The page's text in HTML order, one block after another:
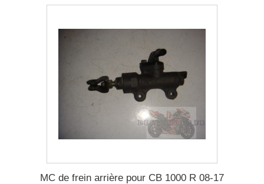
MC de frein arrière pour CB 1000 R 08-17